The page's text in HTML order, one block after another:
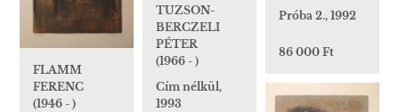
Próba 2., 1992
86 000 Ft
FLAMM
FERENC
(1946 - )
TUZSON-
BERCZELI
PÉTER
(1966 - )
Cím nélkül,
1993